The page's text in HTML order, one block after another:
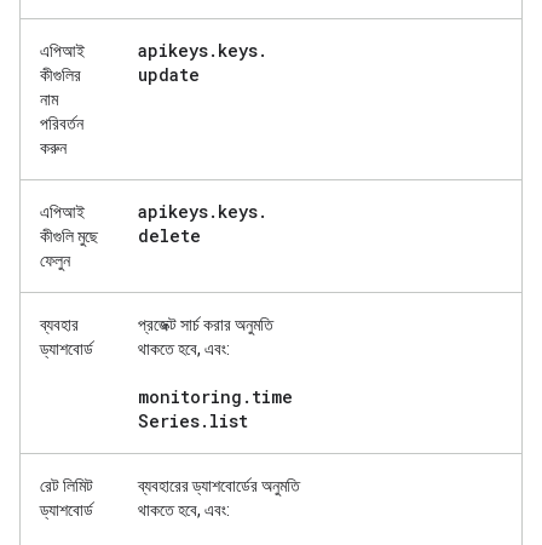
এপিআই
কীগুলির
নাম
পরিবর্তন
করুন
apikeys. keys.
update
এপিআই
কীগুলি মুছে
ফেলুন
apikeys. keys.
delete
ব্যবহার
ড্যাশবোর্ড
প্রজেক্ট সার্চ করারঅনুমতি
থাকতে হবে, এবং:
monitoring . time
Series. list
রেট লিমিট
ড্যাশবোর্ড
ব্যবহারের ড্যাশবোর্ডেরঅনুমতি
থাকতে হবে, এবং: